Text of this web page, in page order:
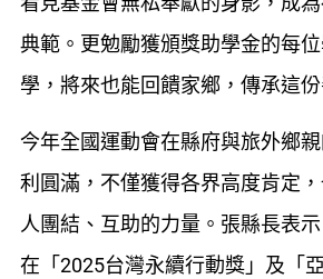
典範。更勉勵獲頒獎助學金的每
學，將來也能回饋家鄉，傳承這份
今年全國運動會在縣府與旅外鄉
利圓滿，不僅獲得各界高度肯定
人團結、互助的力量。張縣長表
在「2025台灣永續行動獎」及「